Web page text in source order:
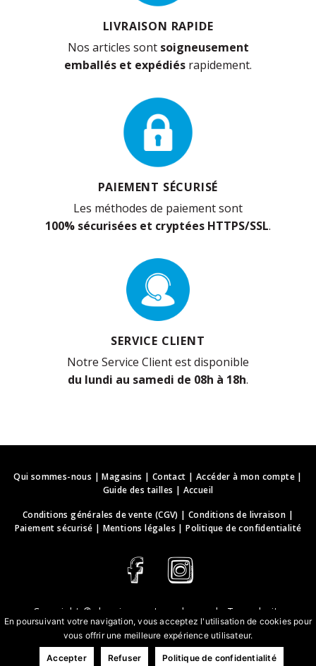
LIVRAISON RAPIDE
Nos articles sont soigneusement
emballés et expédiés rapidement.
PAIEMENT SÉCURISÉ
Les méthodes de paiement sont
100% sécurisées et cryptées HTTPS/SSL.
SERVICE CLIENT
Notre Service Client est disponible
du lundi au samedi de 08h à 18h.
Qui sommes-nous |Magasins | Contact | Accéder à mon compte|
Guide des tailles | Accueil
Conditions générales de vente (CGV) |Conditions de livraison |
Paiement sécurisé | Mentions légales |Politique de confidentialité
Copyright © deguisements-cadeaux.ch
. Tous droits
réservés.
Conception & développement web | webbih.com
En poursuivant votre navigation, vous acceptez l'utilisation de cookies pour
vous offrir une meilleure expérience utilisateur.
Accepter Refuser Politique de confidentialité